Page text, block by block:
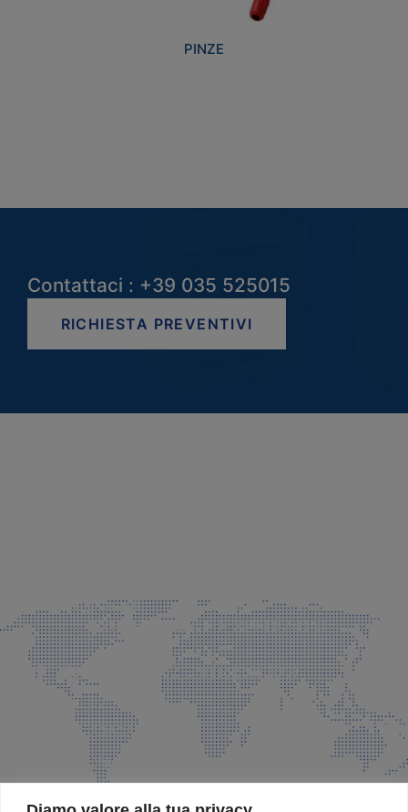
PINZE
Contattaci : +39 035 525015
RICHIESTA PREVENTIVI
info@faeg.it
COMMERCIALE E SPEDIZIONI
Via Padre Elzi, 32 Grassobbio (BG)
035 525015
035 335037
info@faeg.it
SITE MAP